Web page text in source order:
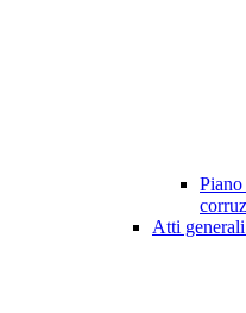
Atti generali